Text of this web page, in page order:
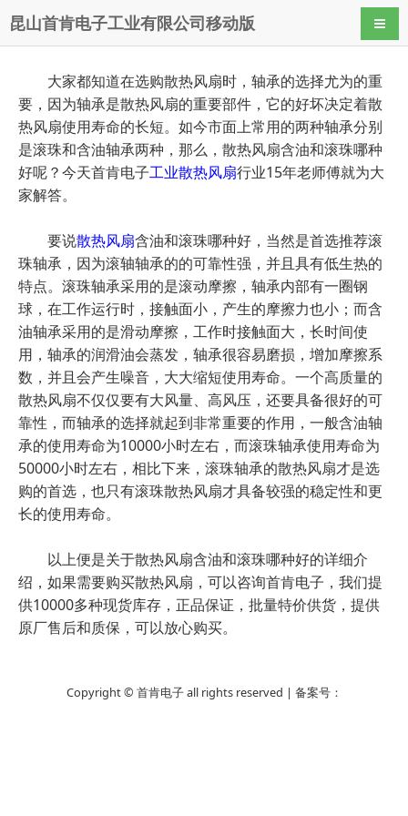
昆山首肯电子工业有限公司移动版 导航
大家都知道在选购散热风扇时，轴承的选择尤为的重
要，因为轴承是散热风扇的重要部件，它的好坏决定着散
热风扇使用寿命的长短。如今市面上常用的两种轴承分别
是滚珠和含油轴承两种，那么，散热风扇含油和滚珠哪种
好呢？今天首肯电子工业散热风扇行业15年老师傅就为大
家解答。
要说散热风扇含油和滚珠哪种好，当然是首选推荐滚
珠轴承，因为滚轴轴承的的可靠性强，并且具有低生热的
特点。滚珠轴承采用的是滚动摩擦，轴承内部有一圈钢
球，在工作运行时，接触面小，产生的摩擦力也小；而含
油轴承采用的是滑动摩擦，工作时接触面大，长时间使
用，轴承的润滑油会蒸发，轴承很容易磨损，增加摩擦系
数，并且会产生噪音，大大缩短使用寿命。一个高质量的
散热风扇不仅仅要有大风量、高风压，还要具备很好的可
靠性，而轴承的选择就起到非常重要的作用，一般含油轴
承的使用寿命为10000小时左右，而滚珠轴承使用寿命为
50000小时左右，相比下来，滚珠轴承的散热风扇才是选
购的首选，也只有滚珠散热风扇才具备较强的稳定性和更
长的使用寿命。
以上便是关于散热风扇含油和滚珠哪种好的详细介
绍，如果需要购买散热风扇，可以咨询首肯电子，我们提
供10000多种现货库存，正品保证，批量特价供货，提供
原厂售后和质保，可以放心购买。
Copyright © 首肯电子 all rights reserved | 备案号：